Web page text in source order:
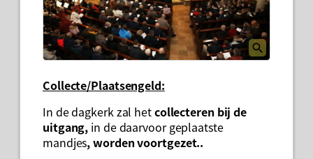
Collecte/Plaatsengeld:
In de dagkerk zal hetcollecteren bij de
uitgang, in de daarvoor geplaatste
mandjes, worden voortgezet..